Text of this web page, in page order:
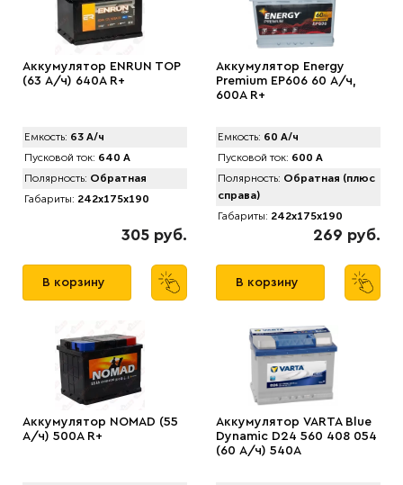
Аккумулятор ENRUN TOP
(63 А/ч) 640A R+
Емкость: 63 А/ч
Пусковой ток: 640 А
Полярность: Обратная
Габариты: 242x175x190
305 руб.
В корзину
Аккумулятор Energy
Premium EP606 60 А/ч,
600A R+
Емкость: 60 А/ч
Пусковой ток: 600 А
Полярность: Обратная (плюс
справа)
Габариты: 242x175x190
269 руб.
В корзину
Аккумулятор NOMAD (55
А/ч) 500A R+
Аккумулятор VARTA Blue
Dynamic D24 560 408 054
(60 А/ч) 540А